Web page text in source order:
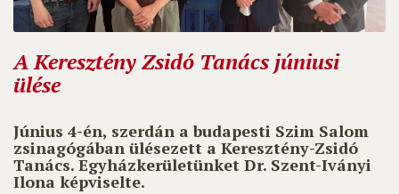
A Keresztény Zsidó Tanács júniusi
ülése
Június 4-én, szerdán a budapesti Szim Salom
zsinagógában ülésezett a Keresztény-Zsidó
Tanács. Egyházkerületünket Dr. Szent-Iványi
Ilona képviselte.